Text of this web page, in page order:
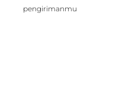
pengirimanmu